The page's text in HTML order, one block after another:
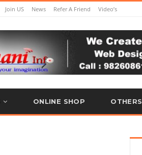
Join US News Refer A Friend Video’s
ONLINE SHOP OTHERS